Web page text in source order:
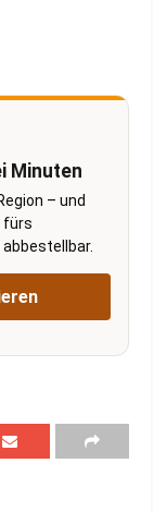
Minuten
– und
fürs